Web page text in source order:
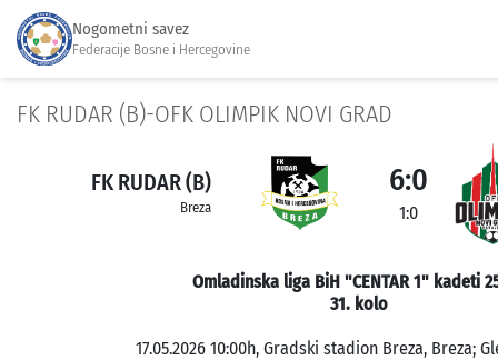
Nogometni savez
Federacije Bosne i Hercegovine
FK RUDAR (B)-OFK OLIMPIK NOVI GRAD
FK RUDAR (B)
Breza
6:0
1:0
Omladinska liga BiH "CENTAR 1" kadeti
31. kolo
17.05.2026 10:00h, Gradski stadion Breza, Breza;